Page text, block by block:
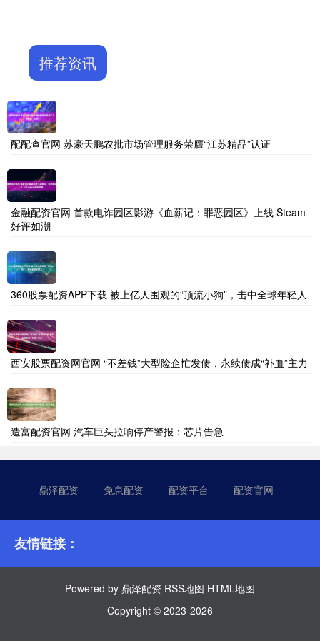
推荐资讯
配配查官网 苏豪天鹏农批市场管理服务荣膺“江苏精品”认证
金融配资官网 首款电诈园区影游《血薪记：罪恶园区》上线 Steam
好评如潮
360股票配资APP下载 被上亿人围观的“顶流小狗”，击中全球年轻人
西安股票配资网官网 “不差钱”大型险企忙发债，永续债成“补血”主力
造富配资官网 汽车巨头拉响停产警报：芯片告急
鼎泽配资 免息配资 配资平台 配资官网
友情链接：
Powered by 鼎泽配资 RSS地图 HTML地图
Copyright © 2023-2026